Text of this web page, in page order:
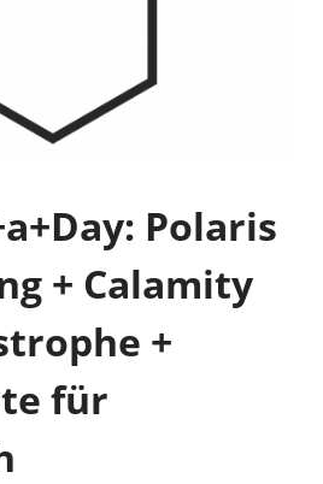
Polaris
+ Calamity
+
für